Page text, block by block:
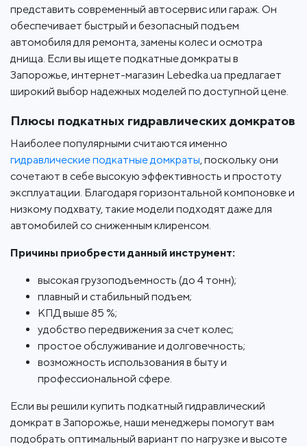
представить современный автосервис или гараж. Он
обеспечивает быстрый и безопасный подъем
автомобиля для ремонта, замены колес и осмотра
днища. Если вы ищете подкатные домкраты в
Запорожье, интернет-магазин Lebedka.ua предлагает
широкий выбор надежных моделей по доступной цене.
Плюсы подкатных гидравлических домкратов
Наиболее популярными считаются именно
гидравлические подкатные домкраты, поскольку они
сочетают в себе высокую эффективность и простоту
эксплуатации. Благодаря горизонтальной компоновке и
низкому подхвату, такие модели подходят даже для
автомобилей со сниженным клиренсом.
Причины приобрести данный инструмент:
высокая грузоподъемность (до 4 тонн);
плавный и стабильный подъем;
КПД выше 85 %;
удобство передвижения за счет колес;
простое обслуживание и долговечность;
возможность использования в быту и
профессиональной сфере.
Если вы решили купить подкатный гидравлический
домкрат в Запорожье, наши менеджеры помогут вам
подобрать оптимальный вариант по нагрузке и высоте